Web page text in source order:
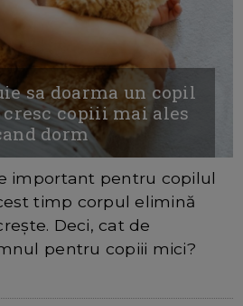
sa doarma un copil
copiii mai ales
dorm
important pentru copilul
timp corpul elimină
Deci, cat de
pentru copiii mici?